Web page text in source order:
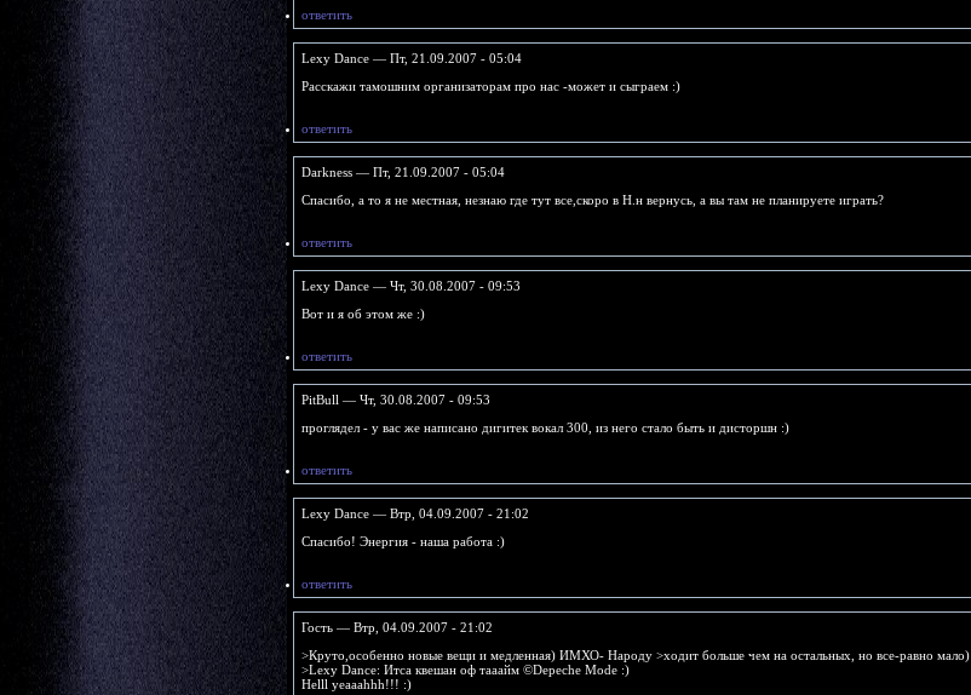
ответить
Lexy Dance — Пт, 21.09.2007 - 05:04
Расскажи тамошним организаторам про нас -может и сыграем :)
ответить
Darkness — Пт, 21.09.2007 - 05:04
Спасибо, а то я не местная, незнаю где тут все,скоро в Н.н вернусь, а вы там не планируете играть?
ответить
Lexy Dance — Чт, 30.08.2007 - 09:53
Вот и я об этом же :)
ответить
PitBull — Чт, 30.08.2007 - 09:53
проглядел - у вас же написано дигитек вокал 300, из него стало быть и дисторшн :)
ответить
Lexy Dance — Втр, 04.09.2007 - 21:02
Спасибо! Энергия - наша работа :)
ответить
Гость — Втр, 04.09.2007 - 21:02
>Круто,особенно новые вещи и медленная) ИМХО- Народу >ходит больше чем на остальных, но все-равно мало)
>Lexy Dance: Итса квешан оф тааайм ©Depeche Mode :)
Helll yeaaahhh!!! :)